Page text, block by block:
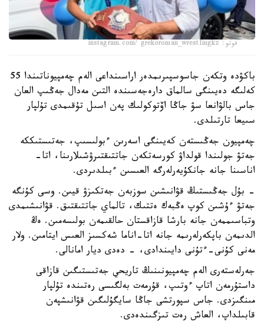
فوتو: instagram.com/ grekoroman_wrestlingkz
باكۋدە وتكەن جاسوسپىرىمدەر اراسىنداعى الەم چەمپيوناتىندا 55
كەلىگە دەيىنگى سالماق دارەجەسىندە التىن مەدال جەڭىپ العان
جاس بالۋانعا سۋ جاڭا اۆتوكولىك پەن اسىل تۇقىمدى تۇلپار
سىيعا تارتىلدى.
چەمپيون جەڭىستەن كەيىنگى اسەرىن ءبولىسىپ، جەتىستىككە
جەتۋ جولىندا قولداۋ كورسەتكەن جاتتىقتىرۋشىلارىنا، اتا-
اناسىنا جانە جانكۇيەرلەرگە العىسىن ءبىلدىردى.
- بۇل جەڭىستىڭ قۋانىشىن سوزبەن جەتكىزۋ قيىن. وسى كۇنگە
جەتۋ ءۇشىن كوپ ەڭبەك ەتتىك، تالماي جاتتىقتىق. قۋانىشىمدى
وتباسىممەن جانە بارشا قازاقستان حالقىمەن بولىسەمىن. ەڭ
الدىمەن باپكەرلەرىمە جانە اتا-اناما شەكسىز العىس ايتامىن. ولار
مەنى كۇنى-ءتۇنى دايىندادى، - دەدى ديار امانالى.
جەرلەستەرى الەم چەمپيونىنىڭ تاريحي جەتىستىگىن قازاقى
داستۇرمەن اتاپ ءوتىپ، قۇرمەت بەلگىسى رەتىندە تۇلپار
مىنگىزدى. جاس سپورتشى جاڭا سايگۇلىگىن قۋانىشپەن
قابىلداپ، العاش رەت تىزگىندەدى.